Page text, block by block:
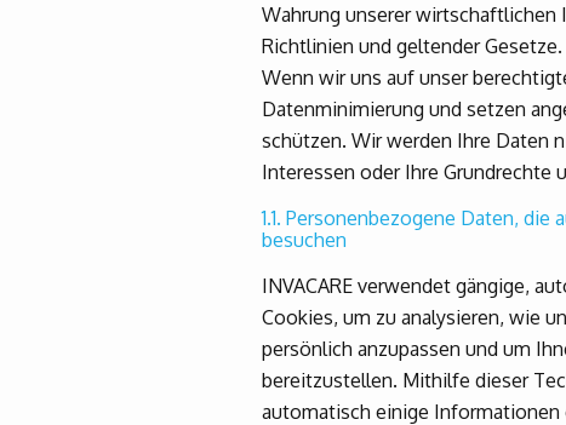
Wahrung unserer wirtschaftlichen
Richtlinien und geltender Gesetze.
Wenn wir uns auf unser
Datenminimierung und setzen
schützen. Wir werden Ihre Daten
Interessen oder Ihre Grundrechte
1.1. Personenbezogene Daten,
besuchen
INVACARE verwendet gängige,
Cookies, um zu analysieren, wie
persönlich anzupassen und um
bereitzustellen. Mithilfe dieser
automatisch einige Informationen